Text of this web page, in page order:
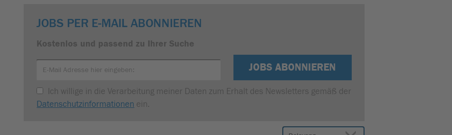
JOBS PER E-MAIL ABONNIEREN
Kostenlos und passend zu Ihrer Suche
JOBS ABONNIEREN
Ich willige in die Verarbeitung meiner Daten zum Erhalt des Newsletters gemäß der
Datenschutzinformationen ein.